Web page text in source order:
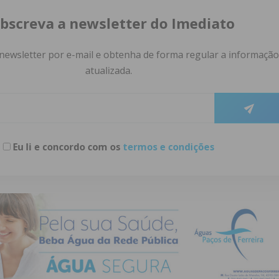
a newsletter do Imediato
por e-mail e obtenha de forma regular a informação
atualizada.
Eu li e concordo com os termos e condições